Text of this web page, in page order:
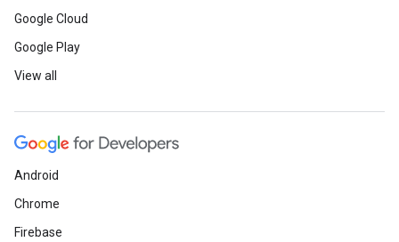
Google Cloud
Google Play
View all
Android
Chrome
Firebase